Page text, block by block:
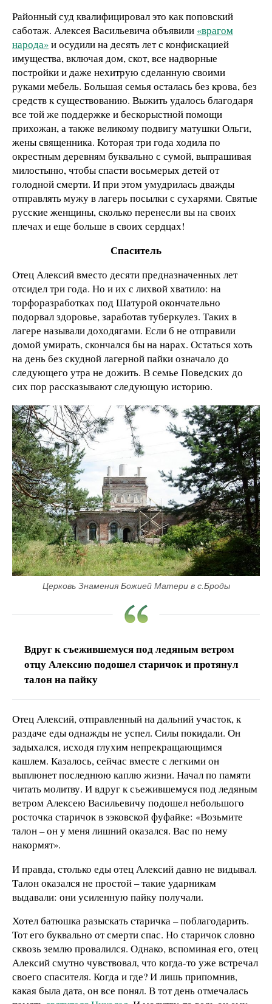
Районный суд квалифицировал это как поповский
саботаж. Алексея Васильевича объявили «врагом
народа»и осудили на десять лет с конфискацией
имущества, включая дом, скот, все надворные
постройки и даже нехитрую сделанную своими
руками мебель. Большая семья осталась без крова, без
средств к существованию. Выжить удалось благодаря
все той же поддержке и бескорыстной помощи
прихожан, а также великому подвигу матушки Ольги,
жены священника. Которая три года ходила по
окрестным деревням буквально с сумой, выпрашивая
милостыню, чтобы спасти восьмерых детей от
голодной смерти. И при этом умудрилась дважды
отправлять мужу в лагерь посылки с сухарями. Святые
русские женщины, сколько перенесли вы на своих
плечах и еще больше в своих сердцах!
Спаситель
Отец Алексий вместо десяти предназначенных лет
отсидел три года. Но и их с лихвой хватило: на
торфоразработках под Шатурой окончательно
подорвал здоровье, заработав туберкулез. Таких в
лагере называли доходягами. Если б не отправили
домой умирать, скончался бы на нарах. Остаться хоть
на день без скудной лагерной пайки означало до
следующего утра не дожить. В семье Поведских до
сих пор рассказывают следующую историю.
Церковь Знамения Божией Матери в с.Броды
Вдруг к съежившемуся под ледяным ветром
отцу Алексию подошел старичок и протянул
талон на пайку
Отец Алексий, отправленный на дальний участок, к
раздаче еды однажды не успел. Силы покидали. Он
задыхался, исходя глухим непрекращающимся
кашлем. Казалось, сейчас вместе с легкими он
выплюнет последнюю каплю жизни. Начал по памяти
читать молитву. И вдруг к съежившемуся под ледяным
ветром Алексею Васильевичу подошел небольшого
росточка старичок в зэковской фуфайке: «Возьмите
талон – он у меня лишний оказался. Вас по нему
накормят».
И правда, столько еды отец Алексий давно не видывал.
Талон оказался не простой – такие ударникам
выдавали: они усиленную пайку получали.
Хотел батюшка разыскать старичка – поблагодарить.
Тот его буквально от смерти спас. Но старичок словно
сквозь землю провалился. Однако, вспоминая его, отец
Алексий смутно чувствовал, что когда-то уже встречал
своего спасителя. Когда и где? И лишь припомнив,
какая была дата, он все понял. В тот день отмечалась